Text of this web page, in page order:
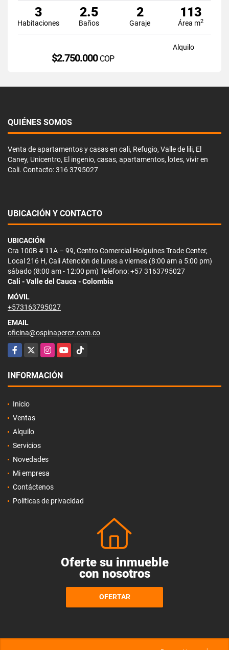
3
Habitaciones
2.5
Baños
2
Garaje
113
Área m2
Alquilo
$2.750.000 COP
QUIÉNES SOMOS
Venta de apartamentos y casas en cali, Refugio, Valle de lili, El
Caney, Unicentro, El ingenio, casas, apartamentos, lotes, vivir en
Cali. Contacto: 316 3795027
UBICACIÓN Y CONTACTO
UBICACIÓN
Cra 100B # 11A – 99, Centro Comercial Holguines Trade Center,
Local 216 H, Cali Atención de lunes a viernes (8:00 am a 5:00 pm)
sábado (8:00 am - 12:00 pm) Teléfono: +57 3163795027
Cali - Valle del Cauca - Colombia
MÓVIL
+573163795027
EMAIL
oficina@ospinaperez.com.co
Facebook
X InstagramYouTubeTikTok
INFORMACIÓN
Inicio
Ventas
Alquilo
Servicios
Novedades
Mi empresa
Contáctenos
Políticas de privacidad
Oferte su inmueble
con nosotros
OFERTAR